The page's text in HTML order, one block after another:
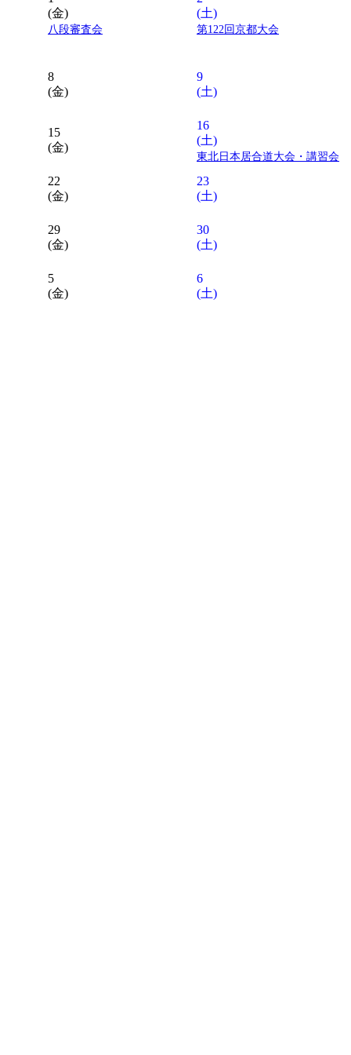
(金)
八段審査会
(土)
第122回京都大会
8
(金)
9
(土)
15
(金)
16
(土)
東北日本居合道大会・講習会
22
(金)
23
(土)
29
(金)
30
(土)
5
(金)
6
(土)